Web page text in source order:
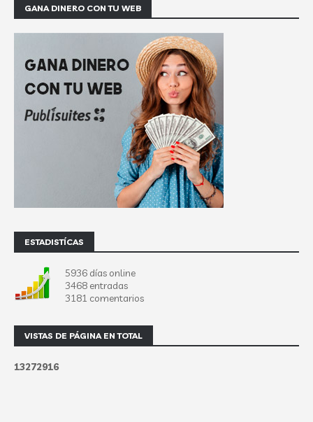
GANA DINERO CON TU WEB
ESTADISTÍCAS
5936 días online
3468 entradas
3181 comentarios
VISTAS DE PÁGINA EN TOTAL
13272916